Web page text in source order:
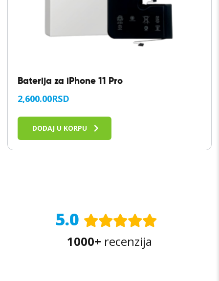
Baterija za iPhone 11 Pro
2,600.00RSD
DODAJ U KORPU
5.0
1000+ recenzija